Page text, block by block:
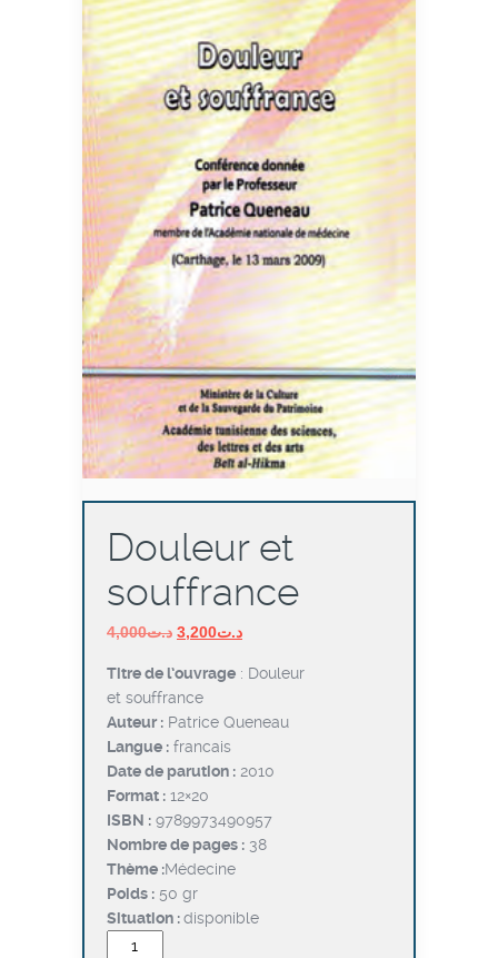
Douleur et
souffrance
د.ت4,000
Le
initial
était :
د.ت4,000.
د.ت3,200
Le
actuel
Titre de l’ouvrage : Douleur
et souffrance
Auteur : Patrice Queneau
Langue : francais
Date de parution : 2010
Format : 12×20
ISBN : 9789973490957
Nombre de pages : 38
Thème :Médecine
Poids : 50 gr
Situation :disponible
quantité